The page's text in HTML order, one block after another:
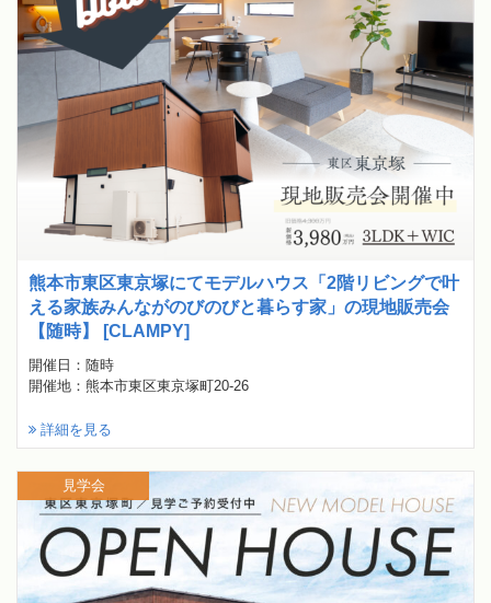
熊本市東区東京塚にてモデルハウス「2階リビングで叶
える家族みんながのびのびと暮らす家」の現地販売会
【随時】 [CLAMPY]
開催日：随時
開催地：熊本市東区東京塚町20-26
詳細を見る
見学会